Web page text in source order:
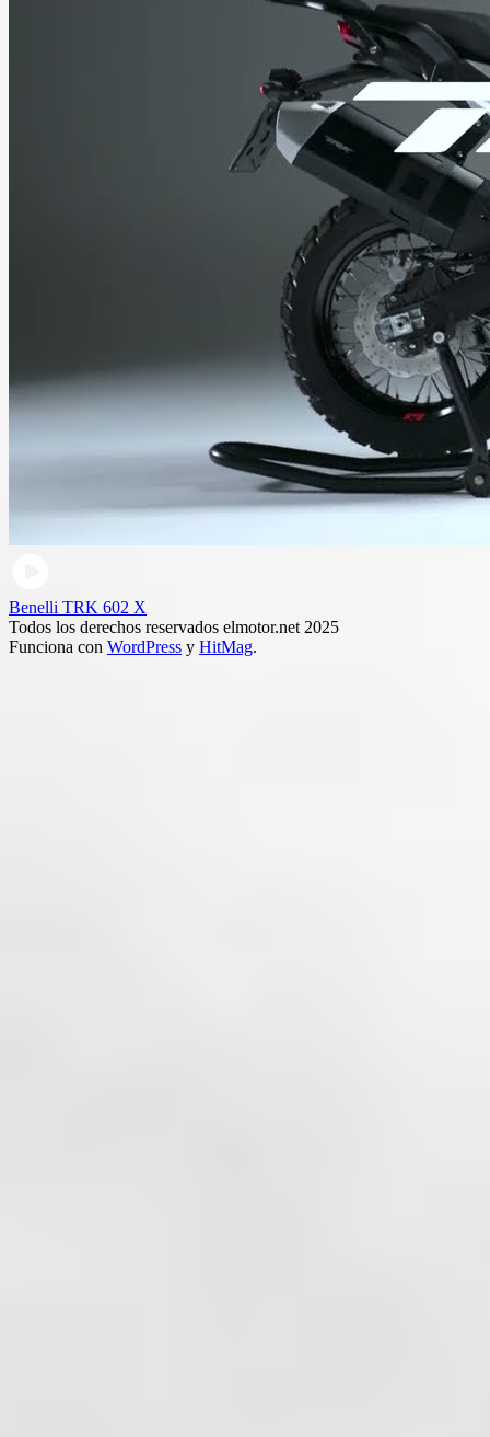
Benelli TRK 602 X
Todos los derechos reservados elmotor.net 2025
Funciona con WordPress y HitMag.